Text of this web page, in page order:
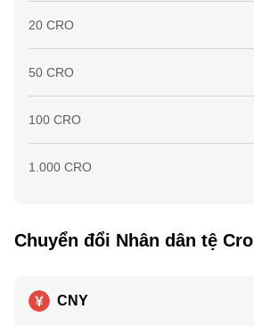
20 CRO
50 CRO
100 CRO
1.000 CRO
Chuyển đổi Nhân dân tệ
CNY